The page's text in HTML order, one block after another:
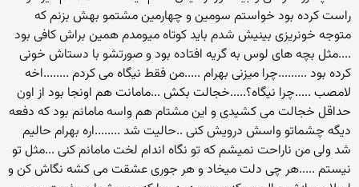
راست کرده بود خواستم سومین و چهارمین مشتمو بهش بزنم که
متوجه خونریزی بینیش شدم باید کوتاه میومدم همین براش کافی بود
....مثل بچه های لوس به گریه افتاده بود و صورتشو با دستاش خونی
کرده بود .........چرا میزنی بهرام .....من فقط نیگاه می کردم ........اخه
لامصب .....چرا نیگاه؟.....خجالت بکش ...مامانت هم اونجا بود از اون
حداقل خجالت می کشیدی و این مشتام هم واسه مامانم بود که دفعه
دیگه چشماتو واسش درویش کنی ..حالیت شد ........اره بهرام حالیم
شد ولی من ناراحت نمیشم که تو نگاه اندام لخت مامانم کنی ...مثل تو
نیستم .....هر چی دلت میخاد و هر جوری عشقت می کشه نگاش کن و